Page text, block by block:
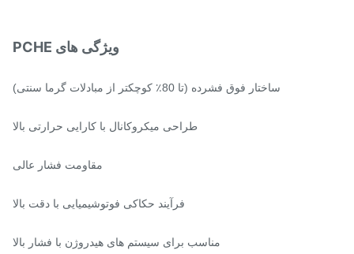
ویژگی های PCHE
ساختار فوق فشرده (تا 80٪ کوچکتر از مبادلات گرما سنتی)
طراحی میکروکانال با کارایی حرارتی بالا
مقاومت فشار عالی
فرآیند حکاکی فوتوشیمیایی با دقت بالا
مناسب برای سیستم های هیدروژن با فشار بالا